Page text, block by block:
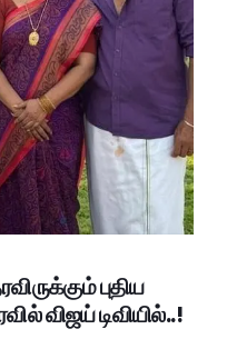
புதிய
விஜய் டிவியில்..!